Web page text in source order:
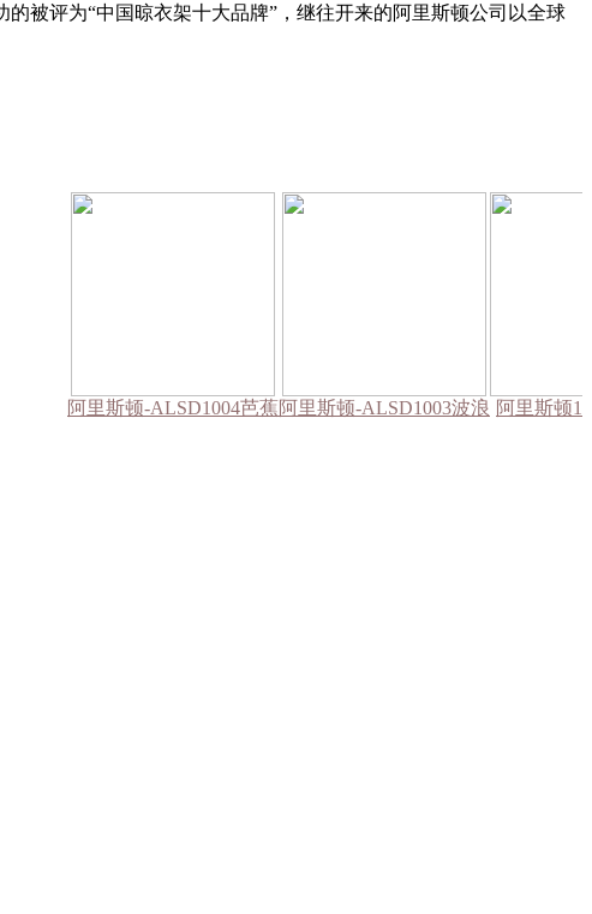
被评为“中国晾衣架十大品牌”，继往开来的阿里斯顿公司以全球
阿里斯顿-ALSD1004芭蕉阿里斯顿-ALSD1003波浪 阿里斯顿